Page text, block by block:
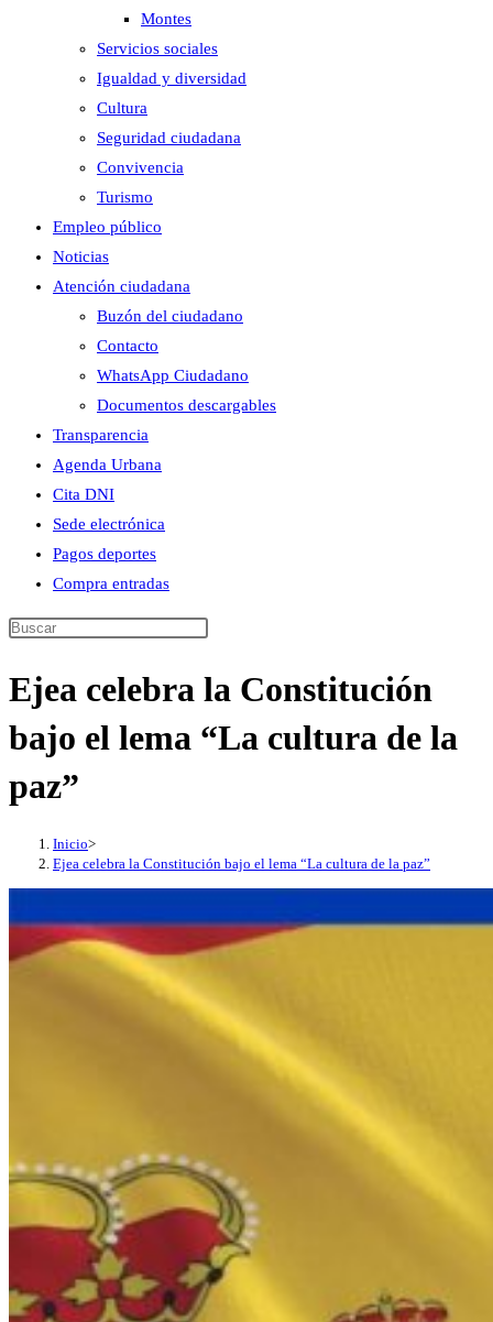
Montes
Servicios sociales
Igualdad y diversidad
Cultura
Seguridad ciudadana
Convivencia
Turismo
Empleo público
Noticias
Atención ciudadana
Buzón del ciudadano
Contacto
WhatsApp Ciudadano
Documentos descargables
Transparencia
Agenda Urbana
Cita DNI
Sede electrónica
Pagos deportes
Compra entradas
Buscar
esta
web
Ejea celebra la Constitución
bajo el lema “La cultura de la
paz”
Inicio>
Ejea celebra la Constitución bajo el lema “La cultura de la paz”